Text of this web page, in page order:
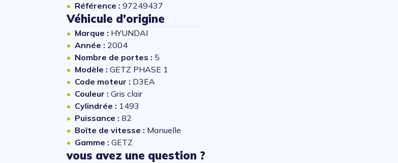
Référence : 97249437
Véhicule d'origine
Marque : HYUNDAI
Année : 2004
Nombre de portes : 5
Modèle : GETZ PHASE 1
Code moteur : D3EA
Couleur : Gris clair
Cylindrée : 1493
Puissance : 82
Boîte de vitesse : Manuelle
Gamme : GETZ
vous avez une question ?